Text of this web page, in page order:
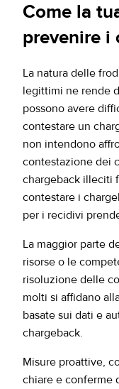
Come la
prevenire i
La natura delle
legittimi ne rende
possono avere
contestare un
non intendono
contestazione dei
chargeback illeciti
contestare i
per i recidivi
La maggior parte
risorse o le
risoluzione delle
molti si affidano
basate sui dati e
chargeback.
Misure proattive,
chiare e conferme